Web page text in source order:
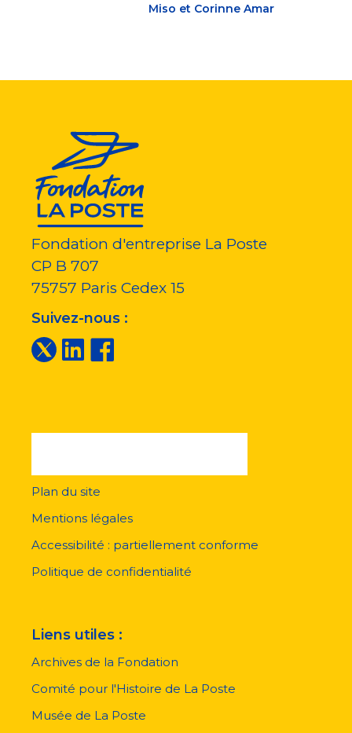
Miso et Corinne Amar
Fondation d'entreprise La Poste
CP B 707
75757 Paris Cedex 15
Suivez-nous :
pied
page
Plan du site
Mentions légales
Accessibilité : partiellement conforme
Politique de confidentialité
Liens utiles :
Archives de la Fondation
Comité pour l'Histoire de La Poste
Musée de La Poste